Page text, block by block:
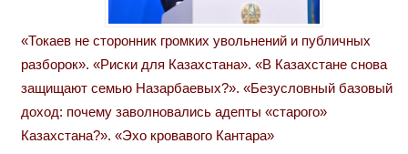
«Токаев не сторонник громких увольнений и публичных
разборок». «Риски для Казахстана». «В Казахстане снова
защищают семью Назарбаевых?». «Безусловный базовый
доход: почему заволновались адепты «старого»
Казахстана?». «Эхо кровавого Кантара»